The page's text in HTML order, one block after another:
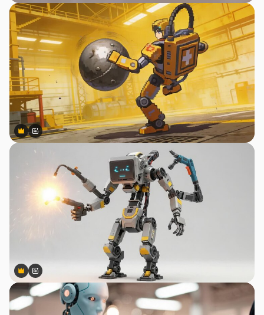
Premium
Premium
สร้างขึ้นโดย AI
Premium
Premium
สร้างขึ้นโดย AI